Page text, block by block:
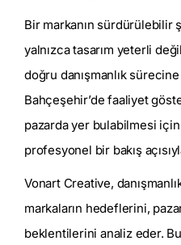
Bir markanın sürdürülebilir
yalnızca tasarım yeterli
doğru danışmanlık
Bahçeşehir’de faaliyet
pazarda yer bulabilmesi
profesyonel bir bakış
Vonart Creative,
markaların hedeflerini,
beklentilerini analiz eder.